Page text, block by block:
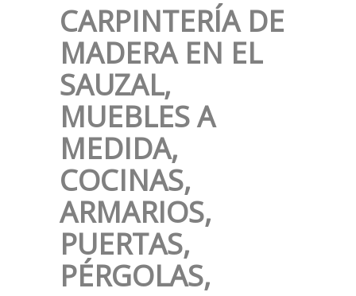
CARPINTERÍA DE
MADERA EN EL
SAUZAL,
MUEBLES A
MEDIDA,
COCINAS,
ARMARIOS,
PUERTAS,
PÉRGOLAS,